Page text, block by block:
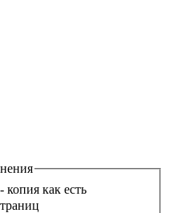
копия как есть